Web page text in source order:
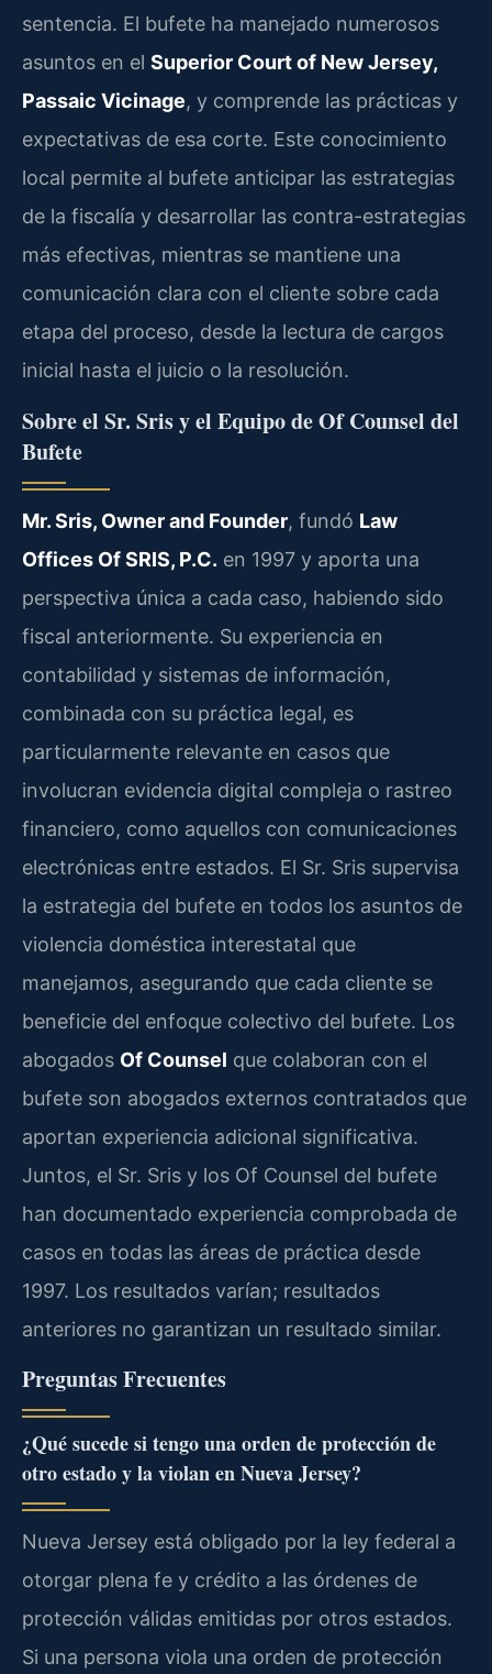
sentencia. El bufete ha manejado numerosos
asuntos en el Superior Court of New Jersey,
Passaic Vicinage, y comprende las prácticas y
expectativas de esa corte. Este conocimiento
local permite al bufete anticipar las estrategias
de la fiscalía y desarrollar las contra-estrategias
más efectivas, mientras se mantiene una
comunicación clara con el cliente sobre cada
etapa del proceso, desde la lectura de cargos
inicial hasta el juicio o la resolución.
Sobre el Sr. Sris y el Equipo de Of Counsel del
Bufete
Mr. Sris, Owner and Founder, fundó Law
Offices Of SRIS, P.C. en 1997 y aporta una
perspectiva única a cada caso, habiendo sido
fiscal anteriormente. Su experiencia en
contabilidad y sistemas de información,
combinada con su práctica legal, es
particularmente relevante en casos que
involucran evidencia digital compleja o rastreo
financiero, como aquellos con comunicaciones
electrónicas entre estados. El Sr. Sris supervisa
la estrategia del bufete en todos los asuntos de
violencia doméstica interestatal que
manejamos, asegurando que cada cliente se
beneficie del enfoque colectivo del bufete. Los
abogados Of Counsel que colaboran con el
bufete son abogados externos contratados que
aportan experiencia adicional significativa.
Juntos, el Sr. Sris y los Of Counsel del bufete
han documentado experiencia comprobada de
casos en todas las áreas de práctica desde
1997. Los resultados varían; resultados
anteriores no garantizan un resultado similar.
Preguntas Frecuentes
¿Qué sucede si tengo una orden de protección de
otro estado y la violan en Nueva Jersey?
Nueva Jersey está obligado por la ley federal a
otorgar plena fe y crédito a las órdenes de
protección válidas emitidas por otros estados.
Si una persona viola una orden de protección